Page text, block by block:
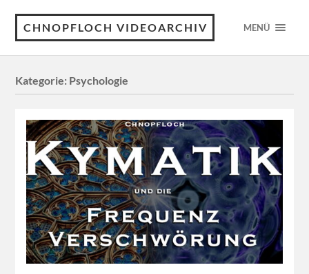
CHNOPFLOCH VIDEOARCHIV MENÜ
Kategorie: Psychologie